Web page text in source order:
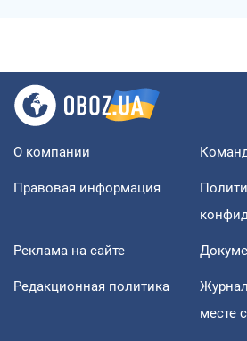
О компании
Правовая информация
Реклама на сайте
Редакционная политика
месте